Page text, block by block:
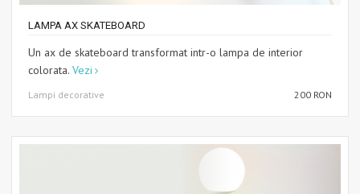
LAMPA AX SKATEBOARD
Un ax de skateboard transformat intr-o lampa de interior
colorata. Vezi
Lampi decorative 200 RON